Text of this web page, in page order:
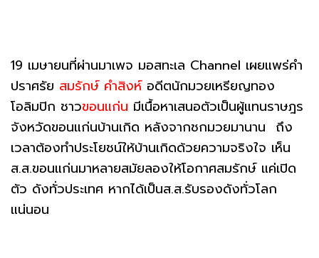
19 เมษายนที่ผ่านมาเพจ มอสทะเล Channel เผยแพร่คำ
ปราศรัย สมรักษ์ คำสิงห์อดีตนักมวยเหรียญทอง
โอลิมปิก ชาวขอนแก่น มีเนื้อหาเสนอตัวเป็นผู้แทนราษฎร
จังหวัดขอนแก่นบ้านเกิด หลังจากชกมวยมานาน ถึง
เวลาต้องทำประโยชน์ให้บ้านเกิดด้วยความจริงใจ เห็น
ส.ส.ขอนแก่นมาหลายสมัยลองให้โอกาศสมรักษ์ แค่เปิด
ตัว ดังทั่วประเทศ หากได้เป็นส.ส.รับรองดังทั่วโลก
แน่นอน